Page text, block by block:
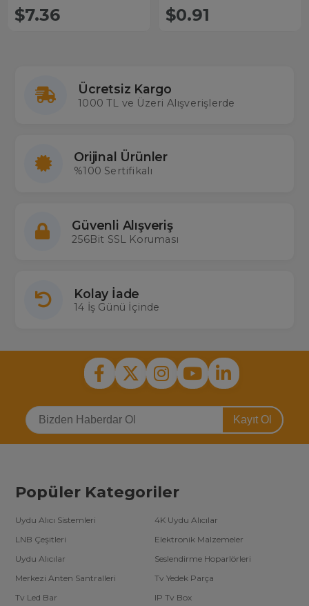
$7.36 $0.91
Ücretsiz Kargo
1000 TL ve Üzeri Alışverişlerde
Orijinal Ürünler
%100 Sertifikalı
Güvenli Alışveriş
256Bit SSL Koruması
Kolay İade
14 İş Günü İçinde
Kayıt Ol
Popüler Kategoriler
Uydu Alıcı Sistemleri
4K Uydu Alıcılar
LNB Çeşitleri
Elektronik Malzemeler
Uydu Alıcılar
Seslendirme Hoparlörleri
Merkezi Anten Santralleri
Tv Yedek Parça
Tv Led Bar
IP Tv Box